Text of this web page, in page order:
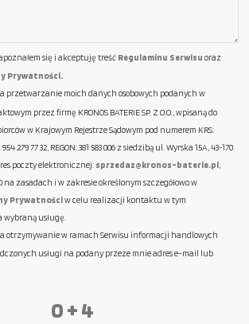
się i akceptuję treść Regulaminu Serwisu oraz
Prywatności.
przetwarzanie moich danych osobowych podanych w
przez firmę KRONOS BATERIE SP. Z O.O., wpisaną do
w Krajowym Rejestrze Sądowym pod numerem KRS:
954 279 77 32, REGON: 381 583 006 z siedzibą ul. Wyrska 15A, 43-170
poczty elektronicznej: sprzedaz@kronos-baterie.pl
na zasadach i w zakresie określonym szczegółowo w
Prywatnościw celu realizacji kontaktu w tym
usługę.
otrzymywanie w ramach Serwisu informacji handlowych
usługi na podany przeze mnie adres e-mail lub
0 + 4